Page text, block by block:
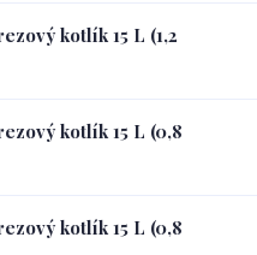
kotlík 15 L (1,2
kotlík 15 L (0,8
kotlík 15 L (0,8